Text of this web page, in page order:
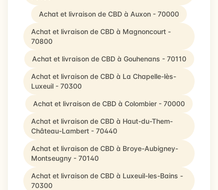
Achat et livraison de CBD à Auxon - 70000
Achat et livraison de CBD à Magnoncourt -
70800
Achat et livraison de CBD à Gouhenans - 70110
Achat et livraison de CBD à La Chapelle-lès-
Luxeuil - 70300
Achat et livraison de CBD à Colombier - 70000
Achat et livraison de CBD à Haut-du-Them-
Château-Lambert - 70440
Achat et livraison de CBD à Broye-Aubigney-
Montseugny - 70140
Achat et livraison de CBD à Luxeuil-les-Bains -
70300